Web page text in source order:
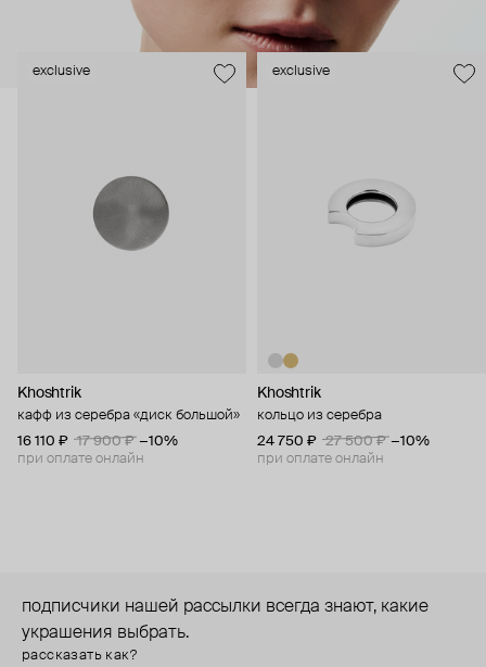
exclusive
Khoshtrik
кафф из серебра «диск большой»
16 110 ₽
17 900 ₽ −10%
при оплате онлайн
exclusive
Khoshtrik
кольцо из серебра
24 750 ₽
27 500 ₽ −10%
при оплате онлайн
подписчики нашей рассылки всегда знают, какие
украшения выбрать.
рассказать как?